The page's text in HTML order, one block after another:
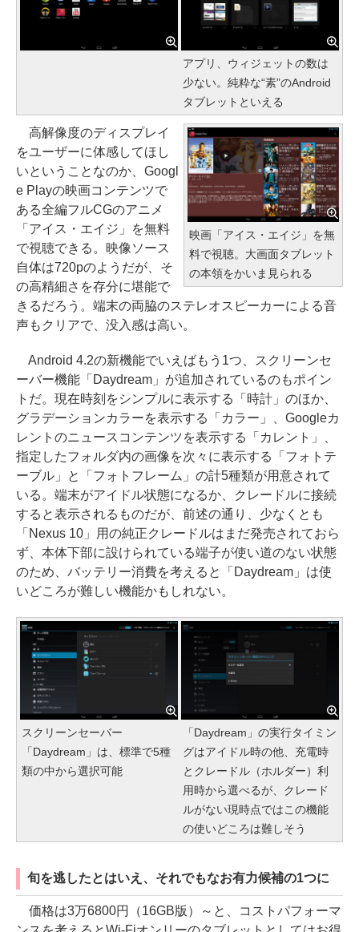
アプリ、ウィジェットの数は
少ない。純粋な“素”のAndroid
タブレットといえる
映画「アイス・エイジ」を無
料で視聴。大画面タブレット
の本領をかいま見られる
高解像度のディスプレイ
をユーザーに体感してほし
いということなのか、Googl
e Playの映画コンテンツで
ある全編フルCGのアニメ
「アイス・エイジ」を無料
で視聴できる。映像ソース
自体は720pのようだが、そ
の高精細さを存分に堪能で
きるだろう。端末の両脇のステレオスピーカーによる音
声もクリアで、没入感は高い。
Android 4.2の新機能でいえばもう1つ、スクリーンセ
ーバー機能「Daydream」が追加されているのもポイン
トだ。現在時刻をシンプルに表示する「時計」のほか、
グラデーションカラーを表示する「カラー」、Googleカ
レントのニュースコンテンツを表示する「カレント」、
指定したフォルダ内の画像を次々に表示する「フォトテ
ーブル」と「フォトフレーム」の計5種類が用意されて
いる。端末がアイドル状態になるか、クレードルに接続
すると表示されるものだが、前述の通り、少なくとも
「Nexus 10」用の純正クレードルはまだ発売されておら
ず、本体下部に設けられている端子が使い道のない状態
のため、バッテリー消費を考えると「Daydream」は使
いどころが難しい機能かもしれない。
スクリーンセーバー
「Daydream」は、標準で5種
類の中から選択可能
「Daydream」の実行タイミン
グはアイドル時の他、充電時
とクレードル（ホルダー）利
用時から選べるが、クレード
ルがない現時点ではこの機能
の使いどころは難しそう
旬を逃したとはいえ、それでもなお有力候補の1つに
価格は3万6800円（16GB版）～と、コストパフォーマ